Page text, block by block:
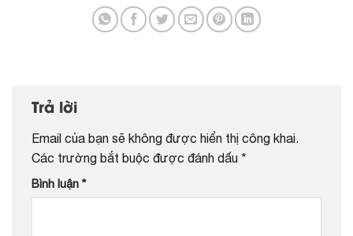
Trả lời
Email của bạn sẽ không được hiển thị công khai.
Các trường bắt buộc được đánh dấu *
Bình luận *